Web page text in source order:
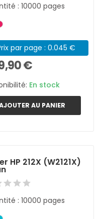
: 10000 pages
par page : 0.045 €
€
En stock
AU PANIER
HP 212X (W2121X)
: 10000 pages